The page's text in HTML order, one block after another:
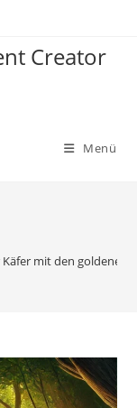
Creator
Menü
Käfer mit den goldenen